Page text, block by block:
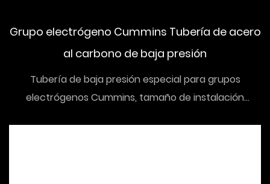
Grupo electrógeno Cummins Tubería de acero
al carbono de baja presión
Tubería de baja presión especial para grupos
electrógenos Cummins, tamaño de instalación